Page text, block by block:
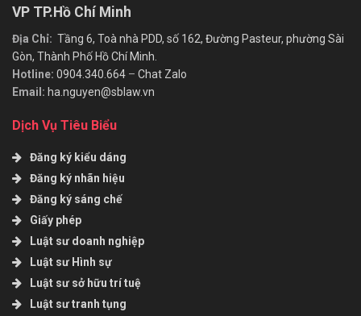
VP TP.Hồ Chí Minh
Địa Chỉ: Tầng 6, Toà nhà PDD, số 162, Đường Pasteur, phường Sài
Gòn, Thành Phố Hồ Chí Minh.
Hotline: 0904.340.664 – Chat Zalo
Email: ha.nguyen@sblaw.vn
Dịch Vụ Tiêu Biểu
Đăng ký kiểu dáng
Đăng ký nhãn hiệu
Đăng ký sáng chế
Giấy phép
Luật sư doanh nghiệp
Luật sư Hình sự
Luật sư sở hữu trí tuệ
Luật sư tranh tụng